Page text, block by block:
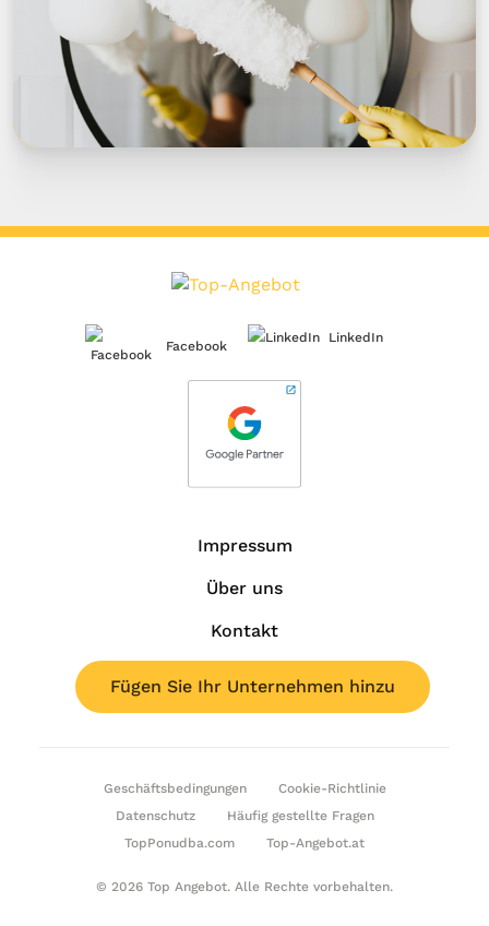
Facebook
LinkedIn
Impressum
Über uns
Kontakt
Fügen Sie Ihr Unternehmen hinzu
Geschäftsbedingungen
Cookie-Richtlinie
Datenschutz
Häufig gestellte Fragen
TopPonudba.com
Top-Angebot.at
© 2026 Top Angebot. Alle Rechte vorbehalten.